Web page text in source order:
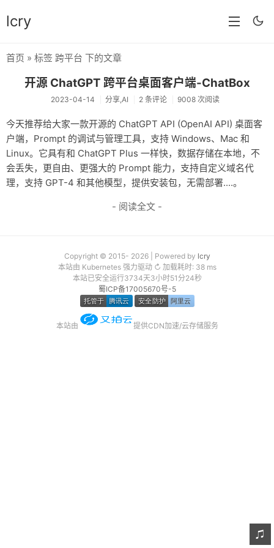
lcry
分类
分享
技术
教程
留言
友链
关于
首页 » 标签 跨平台 下的文章
开源 ChatGPT 跨平台桌面客户端-ChatBox
2023-04-14 分享,AI 2 条评论 9008 次阅读
今天推荐给大家一款开源的 ChatGPT API (OpenAI API) 桌面客
户端，Prompt 的调试与管理工具，支持 Windows、Mac 和
Linux。它具有和 ChatGPT Plus 一样快，数据存储在本地，不
会丢失，更自由、更强大的 Prompt 能力，支持自定义域名代
理，支持 GPT-4 和其他模型，提供安装包，无需部署....。
- 阅读全文 -
Copyright © 2015- 2026 | Powered by lcry
本站由 Kubernetes 强力驱动 ↻ 加载耗时: 38 ms
本站已安全运行3734天3小时51分24秒
蜀ICP备17005670号-5
本站由 提供CDN加速/云存储服务